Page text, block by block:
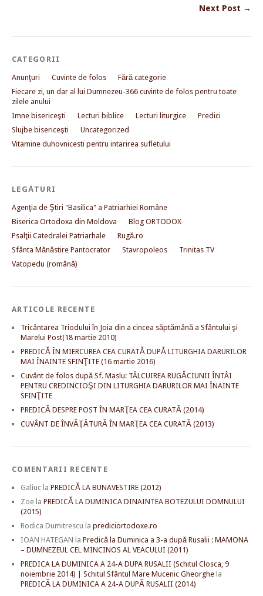
Next Post →
CATEGORII
Anunţuri Cuvinte de folos
Fără categorie
Fiecare zi, un dar al lui Dumnezeu-366 cuvinte de folos pentru toate
zilele anului
Imne bisericeşti
Lecturi biblice Lecturi liturgice
Predici
Slujbe bisericeşti
Uncategorized
Vitamine duhovnicesti pentru intarirea sufletului
LEGĂTURI
Agenţia de Ştiri "Basilica" a Patriarhiei Române
Biserica Ortodoxa din Moldova
Blog ORTODOX
Psalţii Catedralei Patriarhale
Rugă.ro
Sfânta Mănăstire Pantocrator
Stavropoleos
Trinitas TV
Vatopedu (română)
ARTICOLE RECENTE
Tricântarea Triodului în Joia din a cincea săptămână a Sfântului şi
Marelui Post(18 martie 2010)
PREDICĂ ÎN MIERCUREA CEA CURATĂ DUPĂ LITURGHIA DARURILOR
MAI ÎNAINTE SFINŢITE (16 martie 2016)
Cuvânt de folos după Sf. Maslu: TÂLCUIREA RUGĂCIUNII ÎNTÂI
PENTRU CREDINCIOŞI DIN LITURGHIA DARURILOR MAI ÎNAINTE
SFINŢITE
PREDICĂ DESPRE POST ÎN MARŢEA CEA CURATĂ (2014)
CUVÂNT DE ÎNVĂŢĂTURĂ ÎN MARŢEA CEA CURATĂ (2013)
COMENTARII RECENTE
Galiuc la PREDICĂ LA BUNAVESTIRE (2012)
Zoe la PREDICĂ LA DUMINICA DINAINTEA BOTEZULUI DOMNULUI
(2015)
Rodica Dumitrescu la prediciortodoxe.ro
IOAN HATEGAN la Predică la Duminica a 3-a după Rusalii : MAMONA
– DUMNEZEUL CEL MINCINOS AL VEACULUI (2011)
PREDICA LA DUMINICA A 24-A DUPA RUSALII (Schitul Closca, 9
noiembrie 2014) | Schitul Sfântul Mare Mucenic Gheorghe la
PREDICĂ LA DUMINICA A 24-A DUPĂ RUSALII (2014)